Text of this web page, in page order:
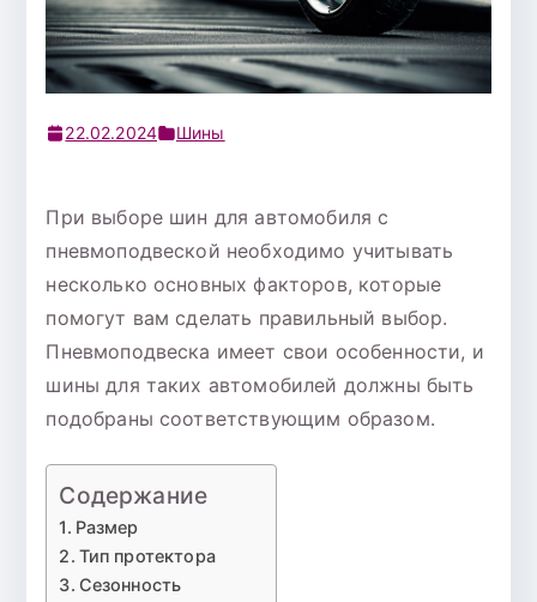
22.02.2024 Шины
При выборе шин для автомобиля с
пневмоподвеской необходимо учитывать
несколько основных факторов, которые
помогут вам сделать правильный выбор.
Пневмоподвеска имеет свои особенности, и
шины для таких автомобилей должны быть
подобраны соответствующим образом.
Содержание
Размер
Тип протектора
Сезонность